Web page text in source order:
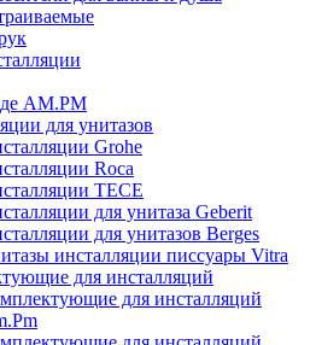
AM.PM
для унитазов
Grohe
Roca
TECE
для унитаза Geberit
для унитазов Berges
инсталляции писсуары Vitra
для инсталляций
для инсталляций